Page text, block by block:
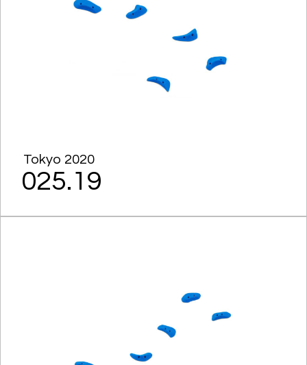
Tokyo 2020
025.19